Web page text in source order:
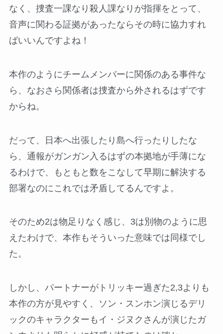
なく、捜査一課なり殺人課なりが指揮をとって、
音声に関わる証拠があったならその時に協力すれ
ばいいんですよね！
本作のようにチームメンバーに関係のある事件な
ら、なおさら関係者は捜査から外されるはずです
からね。
だって、日本へ出張したり島へ行ったりしたな
ら、通報がガンガン入るはずの本拠地が手薄にな
るわけで、もともと数をこなして早期に解決する
部署なのにこれでは矛盾してるんですよ。
そのため2は物足りなく感じ、3は別物のように思
えたわけで、本作もそういった意味では同様でし
た。
しかし、パートナーがトリッキー過ぎた2,3よりも
本作の方が見やすく、ソン・スンホン演じるデリ
ックのキャラクターもイ・ジヌクさんが演じたガ